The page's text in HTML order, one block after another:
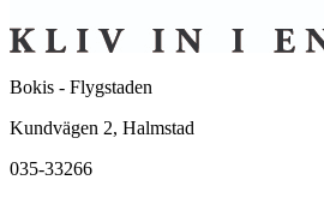
Bokis - Flygstaden
Kundvägen 2, Halmstad
035-33266